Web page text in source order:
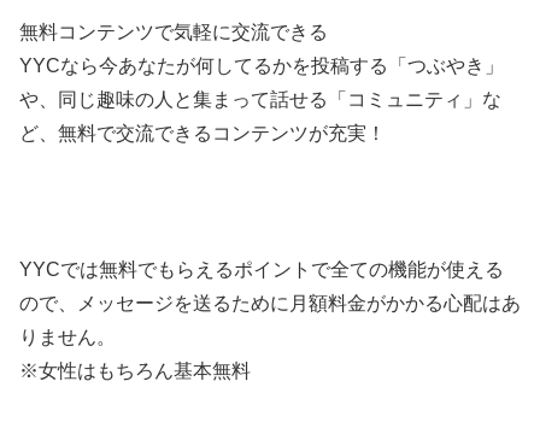
無料コンテンツで気軽に交流できる
YYCなら今あなたが何してるかを投稿する「つぶやき」
や、同じ趣味の人と集まって話せる「コミュニティ」な
ど、無料で交流できるコンテンツが充実！
YYCでは無料でもらえるポイントで全ての機能が使える
ので、メッセージを送るために月額料金がかかる心配はあ
りません。
※女性はもちろん基本無料